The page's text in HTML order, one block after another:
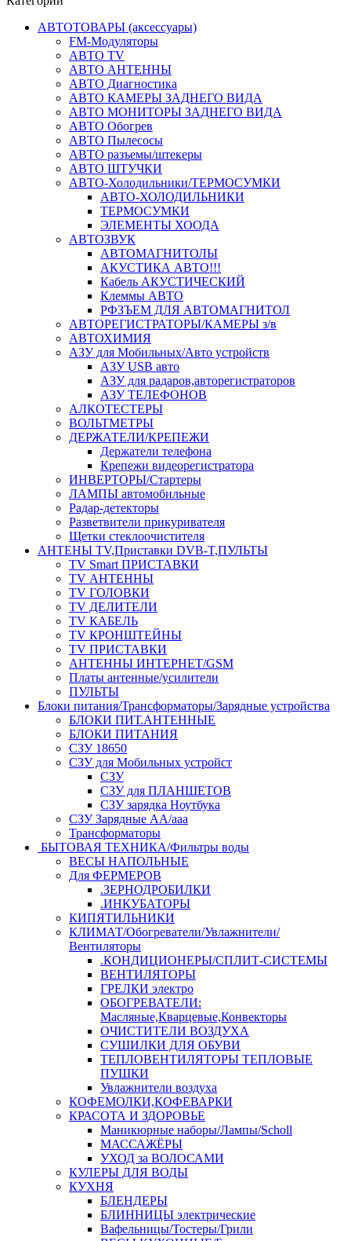
АВТОТОВАРЫ (аксессуары)
FM-Модуляторы
АВТО TV
АВТО АНТЕННЫ
АВТО Диагностика
АВТО КАМЕРЫ ЗАДНЕГО ВИДА
АВТО МОНИТОРЫ ЗАДНЕГО ВИДА
АВТО Обогрев
АВТО Пылесосы
АВТО разъемы/штекеры
АВТО ШТУЧКИ
АВТО-Холодильники/ТЕРМОСУМКИ
АВТО-ХОЛОДИЛЬНИКИ
ТЕРМОСУМКИ
ЭЛЕМЕНТЫ ХООДА
АВТОЗВУК
АВТОМАГНИТОЛЫ
АКУСТИКА АВТО!!!
Кабель АКУСТИЧЕСКИЙ
Клеммы АВТО
РФЗЪЕМ ДЛЯ АВТОМАГНИТОЛ
АВТОРЕГИСТРАТОРЫ/КАМЕРЫ з/в
АВТОХИМИЯ
АЗУ для Мобильных/Авто устройств
АЗУ USB авто
АЗУ для радаров,авторегистраторов
АЗУ ТЕЛЕФОНОВ
АЛКОТЕСТЕРЫ
ВОЛЬТМЕТРЫ
ДЕРЖАТЕЛИ/КРЕПЕЖИ
Держатели телефона
Крепежи видеорегистратора
ИНВЕРТОРЫ/Стартеры
ЛАМПЫ автомобильные
Радар-детекторы
Разветвители прикуривателя
Щетки стеклоочистителя
АНТЕНЫ ТV,Приставки DVB-T,ПУЛЬТЫ
TV Smart ПРИСТАВКИ
TV АНТЕННЫ
TV ГОЛОВКИ
TV ДЕЛИТЕЛИ
TV КАБЕЛЬ
TV КРОНШТЕЙНЫ
TV ПРИСТАВКИ
АНТЕННЫ ИНТЕРНЕТ/GSM
Платы антенные/усилители
ПУЛЬТЫ
Блоки питания/Трансформаторы/Зарядные устройства
БЛОКИ ПИТ.АНТЕННЫЕ
БЛОКИ ПИТАНИЯ
СЗУ 18650
СЗУ для Мобильных устройст
СЗУ
СЗУ для ПЛАНШЕТОВ
СЗУ зарядка Ноутбука
СЗУ Зарядные АА/ааа
Трансформаторы
БЫТОВАЯ ТЕХНИКА/Фильтры воды
ВЕСЫ НАПОЛЬНЫЕ
Для ФЕРМЕРОВ
.ЗЕРНОДРОБИЛКИ
.ИНКУБАТОРЫ
КИПЯТИЛЬНИКИ
КЛИМАТ/Обогреватели/Увлажнители/
Вентиляторы
.КОНДИЦИОНЕРЫ/СПЛИТ-СИСТЕМЫ
ВЕНТИЛЯТОРЫ
ГРЕЛКИ электро
ОБОГРЕВАТЕЛИ:
Масляные,Кварцевые,Конвекторы
ОЧИСТИТЕЛИ ВОЗДУХА
СУШИЛКИ ДЛЯ ОБУВИ
ТЕПЛОВЕНТИЛЯТОРЫ ТЕПЛОВЫЕ
ПУШКИ
Увлажнители воздуха
КОФЕМОЛКИ,КОФЕВАРКИ
КРАСОТА И ЗДОРОВЬЕ
Маникюрные наборы/Лампы/Scholl
МАССАЖЁРЫ
УХОД за ВОЛОСАМИ
КУЛЕРЫ ДЛЯ ВОДЫ
КУХНЯ
БЛЕНДЕРЫ
БЛИННИЦЫ электрические
Вафельницы/Тостеры/Грили